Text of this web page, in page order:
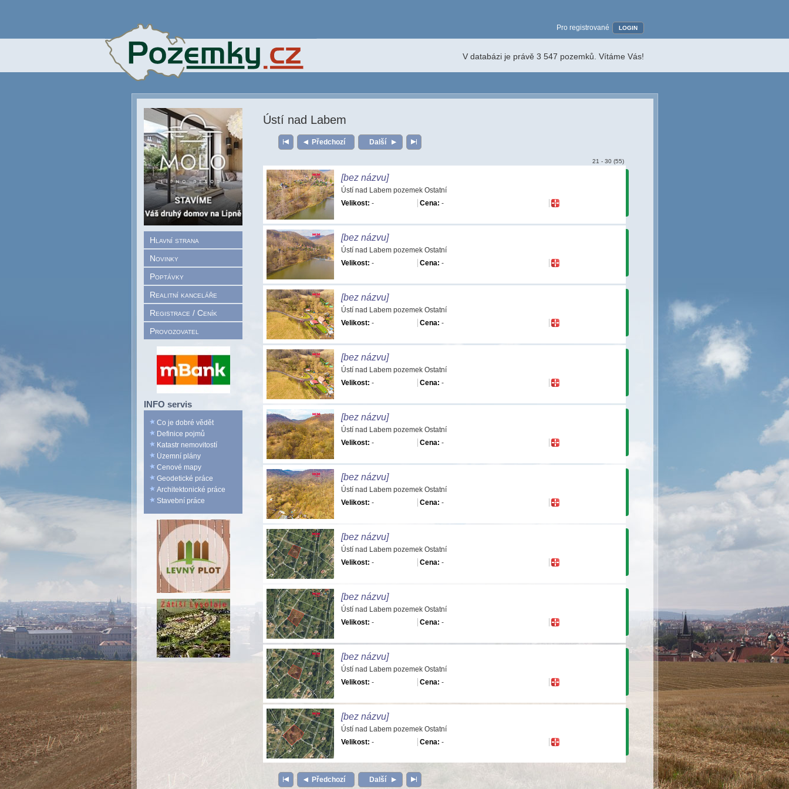
Hlavní strana
Novinky
Poptávky
Realitní kanceláře
Registrace / Ceník
Provozovatel
INFO servis
Co je dobré vědět
Definice pojmů
Katastr nemovitostí
Územní plány
Cenové mapy
Geodetické práce
Architektonické práce
Stavební práce
Pro registrované LOGIN
V databázi je právě 3 547 pozemků. Vítáme Vás!
Ústí nad Labem
Předchozí Další
21 - 30 (55)
[bez názvu]
Ústí nad Labem pozemek Ostatní
Velikost: - Cena: -
[bez názvu]
Ústí nad Labem pozemek Ostatní
Velikost: - Cena: -
[bez názvu]
Ústí nad Labem pozemek Ostatní
Velikost: - Cena: -
[bez názvu]
Ústí nad Labem pozemek Ostatní
Velikost: - Cena: -
[bez názvu]
Ústí nad Labem pozemek Ostatní
Velikost: - Cena: -
[bez názvu]
Ústí nad Labem pozemek Ostatní
Velikost: - Cena: -
[bez názvu]
Ústí nad Labem pozemek Ostatní
Velikost: - Cena: -
[bez názvu]
Ústí nad Labem pozemek Ostatní
Velikost: - Cena: -
[bez názvu]
Ústí nad Labem pozemek Ostatní
Velikost: - Cena: -
[bez názvu]
Ústí nad Labem pozemek Ostatní
Velikost: - Cena: -
Předchozí Další